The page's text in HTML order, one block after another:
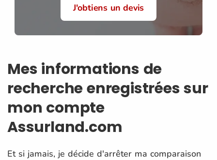
J'obtiens un devis
Mes informations de
recherche enregistrées sur
mon compte
Assurland.com
Et si jamais, je décide d'arrêter ma comparaison